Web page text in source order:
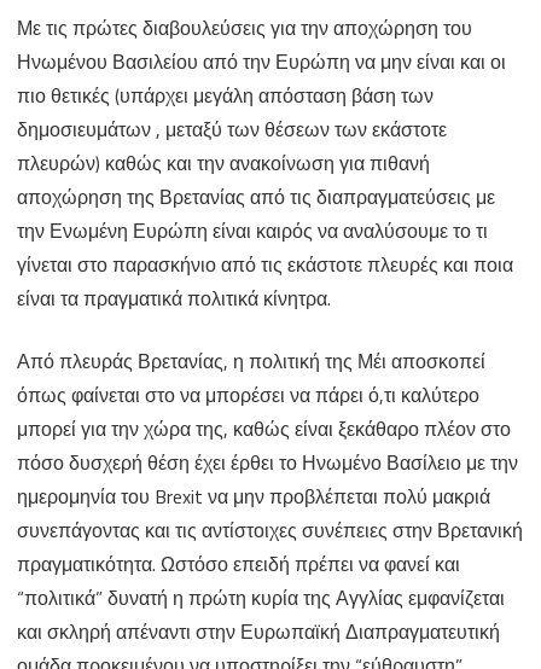
πολιτικό
σκηνικό
BREXIT
Με τις πρώτες διαβουλεύσεις για την αποχώρηση του
Ηνωμένου Βασιλείου από την Ευρώπη να μην είναι και οι
πιο θετικές (υπάρχει μεγάλη απόσταση βάση των
δημοσιευμάτων , μεταξύ των θέσεων των εκάστοτε
πλευρών) καθώς και την ανακοίνωση για πιθανή
αποχώρηση της Βρετανίας από τις διαπραγματεύσεις με
την Ενωμένη Ευρώπη είναι καιρός να αναλύσουμε το τι
γίνεται στο παρασκήνιο από τις εκάστοτε πλευρές και ποια
είναι τα πραγματικά πολιτικά κίνητρα.
Από πλευράς Βρετανίας, η πολιτική της Μέι αποσκοπεί
όπως φαίνεται στο να μπορέσει να πάρει ό,τι καλύτερο
μπορεί για την χώρα της, καθώς είναι ξεκάθαρο πλέον στο
πόσο δυσχερή θέση έχει έρθει το Ηνωμένο Βασίλειο με την
ημερομηνία του Brexit να μην προβλέπεται πολύ μακριά
συνεπάγοντας και τις αντίστοιχες συνέπειες στην Βρετανική
πραγματικότητα. Ωστόσο επειδή πρέπει να φανεί και
“πολιτικά” δυνατή η πρώτη κυρία της Αγγλίας εμφανίζεται
και σκληρή απέναντι στην Ευρωπαϊκή Διαπραγματευτική